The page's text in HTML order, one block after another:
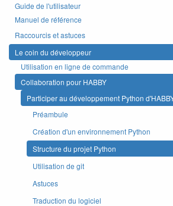
Guide de l'utilisateur
Manuel de référence
Raccourcis et astuces
Le coin du développeur
Utilisation en ligne de commande
Collaboration pour HABBY
Participer au développement Python
Préambule
Création d'un environnement Python
Structure du projet Python
Utilisation de git
Astuces
Traduction du logiciel